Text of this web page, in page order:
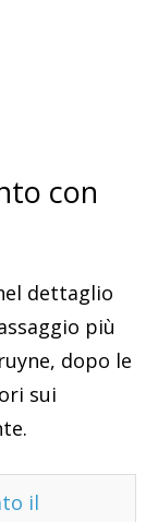
con
dettaglio
più
dopo le
sui
il